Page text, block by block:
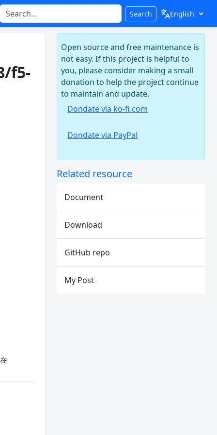
Search
f5-
Open source and free maintenance is
not easy. If this project is helpful to
you, please consider making a small
donation to help the project continue
to maintain and update.
Dondate via ko-fi.com
Dondate via PayPal
Related resource
Document
Download
GitHub repo
My Post